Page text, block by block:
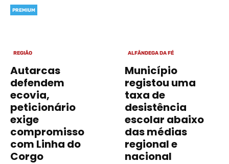
REGIÃO
PREMIUM
Autarcas
defendem
ecovia,
peticionário
exige
compromisso
com Linha do
Corgo
ALFÂNDEGA DA FÉ
Município
registou uma
taxa de
desistência
escolar abaixo
das médias
regional e
nacional